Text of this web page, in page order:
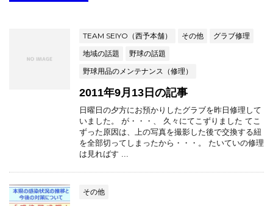
TEAM SEIYO（西予本舗） その他
グラブ修理
地域の話題
野球の話題
野球用品のメンテナンス（修理）
2011年9月13日の記事
日曜日の夕方にお預かりしたグラブを昨日修理して
いました。 が・・・、 久々にてこずりました てこ
ずった原因は、上の写真を撮影した後で交換する紐
を全部切ってしまったから・・・。 たいていの修理
は見ればす ...
その他